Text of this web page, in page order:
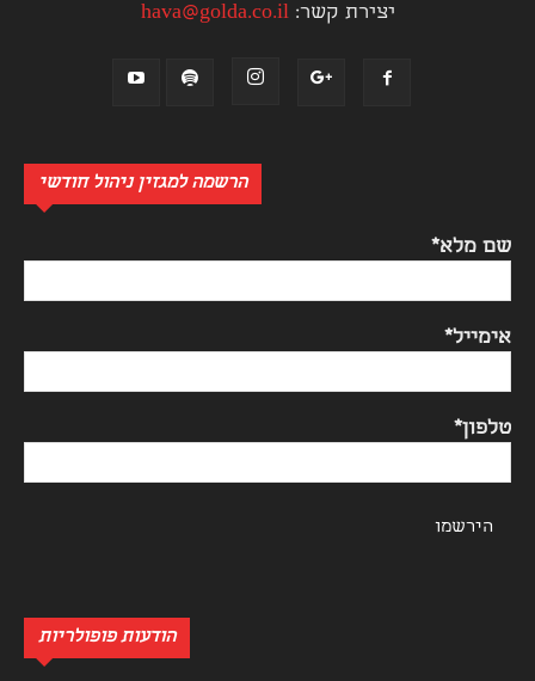
יצירת קשר:hava@golda.co.il
הרשמה למגזין ניהול חודשי
שם מלא*
אימייל*
טלפון*
הודעות פופולריות